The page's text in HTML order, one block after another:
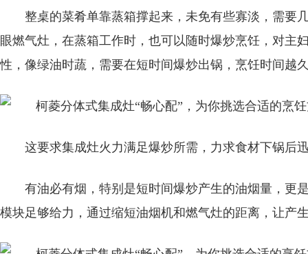
整桌的菜肴单靠蒸箱撑起来，未免有些寡淡，需要
眼燃气灶，在蒸箱工作时，也可以随时爆炒烹饪，对主
性，像绿油时蔬，需要在短时间爆炒出锅，烹饪时间越
这要求集成灶火力满足爆炒所需，力求食材下锅后
有油必有烟，特别是短时间爆炒产生的油烟量，更
模块足够给力，通过缩短油烟机和燃气灶的距离，让产